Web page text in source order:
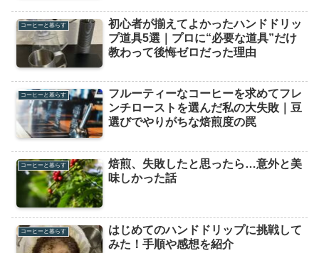
コーヒーと暮らす
初心者が揃えてよかったハンドドリッ
プ道具5選｜プロに“必要な道具”だけ
教わって後悔ゼロだった理由
コーヒーと暮らす
フルーティーなコーヒーを求めてフレ
ンチローストを選んだ私の大失敗｜豆
選びでやりがちな焙煎度の罠
コーヒーと暮らす
焙煎、失敗したと思ったら…意外と美
味しかった話
コーヒーと暮らす
はじめてのハンドドリップに挑戦して
みた！手順や感想を紹介